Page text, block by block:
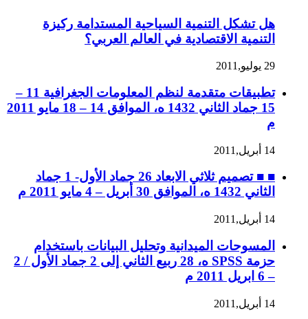
هل تشكل التنمية السياحية المستدامة ركيزة
التنمية الاقتصادية في العالم العربي؟
29 يوليو,2011
تطبيقات متقدمة لنظم المعلومات الجغرافية 11 –
15 جماد الثاني 1432 ه، الموافق 14 – 18 مايو 2011
م
14 أبريل,2011
■ ■ تصميم ثلاثي الابعاد 26 جماد الأول- 1 جماد
الثاني 1432 ه، الموافق 30 أبريل – 4 مايو 2011 م
14 أبريل,2011
المسوحات الميدانية وتحليل البيانات باستخدام
حزمة SPSS ه، 28 ربيع الثاني إلى 2 جماد الأول / 2
– 6 ابريل 2011 م
14 أبريل,2011